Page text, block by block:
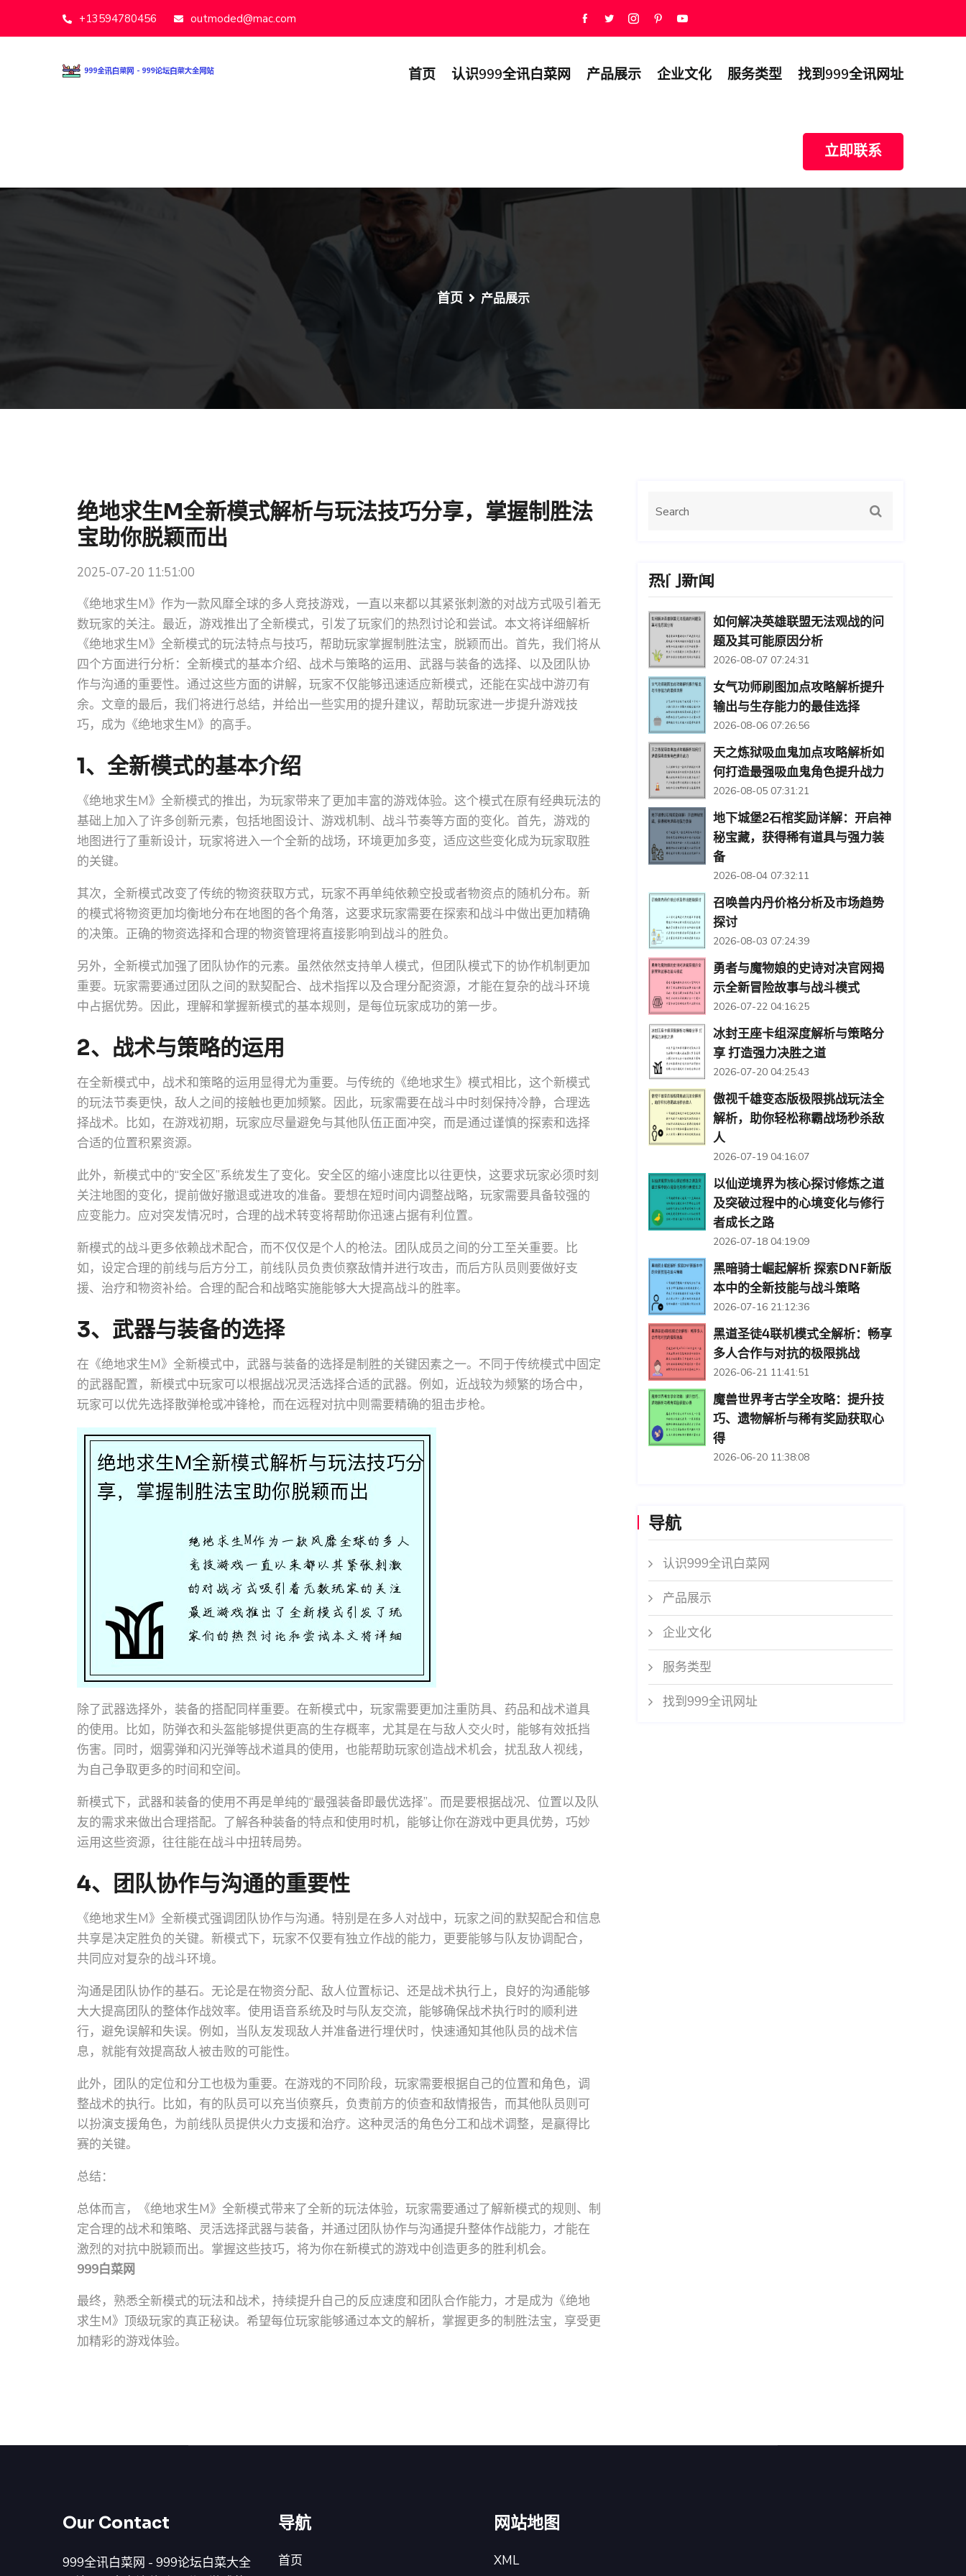
+13594780456 outmoded@mac.com
首页 认识999全讯白菜网 产品展示 企业文化 服务类型 找到999全讯网址
立即联系
首页 产品展示
绝地求生M全新模式解析与玩法技巧分享，掌握制胜法
宝助你脱颖而出
2025-07-20 11:51:00
《绝地求生M》作为一款风靡全球的多人竞技游戏，一直以来都以其紧张刺激的对战方式吸引着无
数玩家的关注。最近，游戏推出了全新模式，引发了玩家们的热烈讨论和尝试。本文将详细解析
《绝地求生M》全新模式的玩法特点与技巧，帮助玩家掌握制胜法宝，脱颖而出。首先，我们将从
四个方面进行分析：全新模式的基本介绍、战术与策略的运用、武器与装备的选择、以及团队协
作与沟通的重要性。通过这些方面的讲解，玩家不仅能够迅速适应新模式，还能在实战中游刃有
余。文章的最后，我们将进行总结，并给出一些实用的提升建议，帮助玩家进一步提升游戏技
巧，成为《绝地求生M》的高手。
1、全新模式的基本介绍
《绝地求生M》全新模式的推出，为玩家带来了更加丰富的游戏体验。这个模式在原有经典玩法的
基础上加入了许多创新元素，包括地图设计、游戏机制、战斗节奏等方面的变化。首先，游戏的
地图进行了重新设计，玩家将进入一个全新的战场，环境更加多变，适应这些变化成为玩家取胜
的关键。
其次，全新模式改变了传统的物资获取方式，玩家不再单纯依赖空投或者物资点的随机分布。新
的模式将物资更加均衡地分布在地图的各个角落，这要求玩家需要在探索和战斗中做出更加精确
的决策。正确的物资选择和合理的物资管理将直接影响到战斗的胜负。
另外，全新模式加强了团队协作的元素。虽然依然支持单人模式，但团队模式下的协作机制更加
重要。玩家需要通过团队之间的默契配合、战术指挥以及合理分配资源，才能在复杂的战斗环境
中占据优势。因此，理解和掌握新模式的基本规则，是每位玩家成功的第一步。
2、战术与策略的运用
在全新模式中，战术和策略的运用显得尤为重要。与传统的《绝地求生》模式相比，这个新模式
的玩法节奏更快，敌人之间的接触也更加频繁。因此，玩家需要在战斗中时刻保持冷静，合理选
择战术。比如，在游戏初期，玩家应尽量避免与其他队伍正面冲突，而是通过谨慎的探索和选择
合适的位置积累资源。
此外，新模式中的“安全区”系统发生了变化。安全区的缩小速度比以往更快，这要求玩家必须时刻
关注地图的变化，提前做好撤退或进攻的准备。要想在短时间内调整战略，玩家需要具备较强的
应变能力。应对突发情况时，合理的战术转变将帮助你迅速占据有利位置。
新模式的战斗更多依赖战术配合，而不仅仅是个人的枪法。团队成员之间的分工至关重要。比
如，设定合理的前线与后方分工，前线队员负责侦察敌情并进行攻击，而后方队员则要做好支
援、治疗和物资补给。合理的配合和战略实施能够大大提高战斗的胜率。
3、武器与装备的选择
在《绝地求生M》全新模式中，武器与装备的选择是制胜的关键因素之一。不同于传统模式中固定
的武器配置，新模式中玩家可以根据战况灵活选择合适的武器。例如，近战较为频繁的场合中，
玩家可以优先选择散弹枪或冲锋枪，而在远程对抗中则需要精确的狙击步枪。
除了武器选择外，装备的搭配同样重要。在新模式中，玩家需要更加注重防具、药品和战术道具
的使用。比如，防弹衣和头盔能够提供更高的生存概率，尤其是在与敌人交火时，能够有效抵挡
伤害。同时，烟雾弹和闪光弹等战术道具的使用，也能帮助玩家创造战术机会，扰乱敌人视线，
为自己争取更多的时间和空间。
新模式下，武器和装备的使用不再是单纯的“最强装备即最优选择”。而是要根据战况、位置以及队
友的需求来做出合理搭配。了解各种装备的特点和使用时机，能够让你在游戏中更具优势，巧妙
运用这些资源，往往能在战斗中扭转局势。
4、团队协作与沟通的重要性
《绝地求生M》全新模式强调团队协作与沟通。特别是在多人对战中，玩家之间的默契配合和信息
共享是决定胜负的关键。新模式下，玩家不仅要有独立作战的能力，更要能够与队友协调配合，
共同应对复杂的战斗环境。
沟通是团队协作的基石。无论是在物资分配、敌人位置标记、还是战术执行上，良好的沟通能够
大大提高团队的整体作战效率。使用语音系统及时与队友交流，能够确保战术执行时的顺利进
行，避免误解和失误。例如，当队友发现敌人并准备进行埋伏时，快速通知其他队员的战术信
息，就能有效提高敌人被击败的可能性。
此外，团队的定位和分工也极为重要。在游戏的不同阶段，玩家需要根据自己的位置和角色，调
整战术的执行。比如，有的队员可以充当侦察兵，负责前方的侦查和敌情报告，而其他队员则可
以扮演支援角色，为前线队员提供火力支援和治疗。这种灵活的角色分工和战术调整，是赢得比
赛的关键。
总结：
总体而言，《绝地求生M》全新模式带来了全新的玩法体验，玩家需要通过了解新模式的规则、制
定合理的战术和策略、灵活选择武器与装备，并通过团队协作与沟通提升整体作战能力，才能在
激烈的对抗中脱颖而出。掌握这些技巧，将为你在新模式的游戏中创造更多的胜利机会。
999白菜网
最终，熟悉全新模式的玩法和战术，持续提升自己的反应速度和团队合作能力，才是成为《绝地
求生M》顶级玩家的真正秘诀。希望每位玩家能够通过本文的解析，掌握更多的制胜法宝，享受更
加精彩的游戏体验。
热门新闻
如何解决英雄联盟无法观战的问
题及其可能原因分析
2026-08-07 07:24:31
女气功师刷图加点攻略解析提升
输出与生存能力的最佳选择
2026-08-06 07:26:56
天之炼狱吸血鬼加点攻略解析如
何打造最强吸血鬼角色提升战力
2026-08-05 07:31:21
地下城堡2石棺奖励详解：开启神
秘宝藏，获得稀有道具与强力装
备
2026-08-04 07:32:11
召唤兽内丹价格分析及市场趋势
探讨
2026-08-03 07:24:39
勇者与魔物娘的史诗对决官网揭
示全新冒险故事与战斗模式
2026-07-22 04:16:25
冰封王座卡组深度解析与策略分
享 打造强力决胜之道
2026-07-20 04:25:43
傲视千雄变态版极限挑战玩法全
解析，助你轻松称霸战场秒杀敌
人
2026-07-19 04:16:07
以仙逆境界为核心探讨修炼之道
及突破过程中的心境变化与修行
者成长之路
2026-07-18 04:19:09
黑暗骑士崛起解析 探索DNF新版
本中的全新技能与战斗策略
2026-07-16 21:12:36
黑道圣徒4联机模式全解析：畅享
多人合作与对抗的极限挑战
2026-06-21 11:41:51
魔兽世界考古学全攻略：提升技
巧、遗物解析与稀有奖励获取心
得
2026-06-20 11:38:08
导航
认识999全讯白菜网
产品展示
企业文化
服务类型
找到999全讯网址
Our Contact
999全讯白菜网 - 999论坛白菜大全
导航
首页
网站地图
XML